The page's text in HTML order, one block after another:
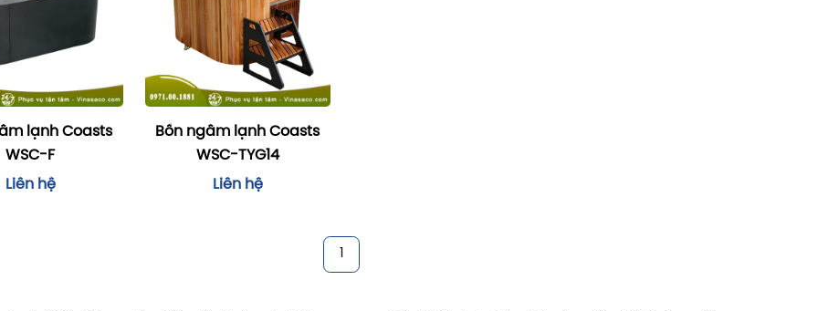
lạnh Coasts
WSC-F
Liên hệ
Bồn ngâm lạnh Coasts
WSC-TYG14
Liên hệ
1